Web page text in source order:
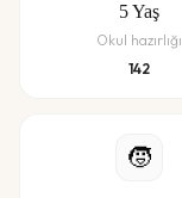
5Yaş
Okul hazırlığı
142
🧒